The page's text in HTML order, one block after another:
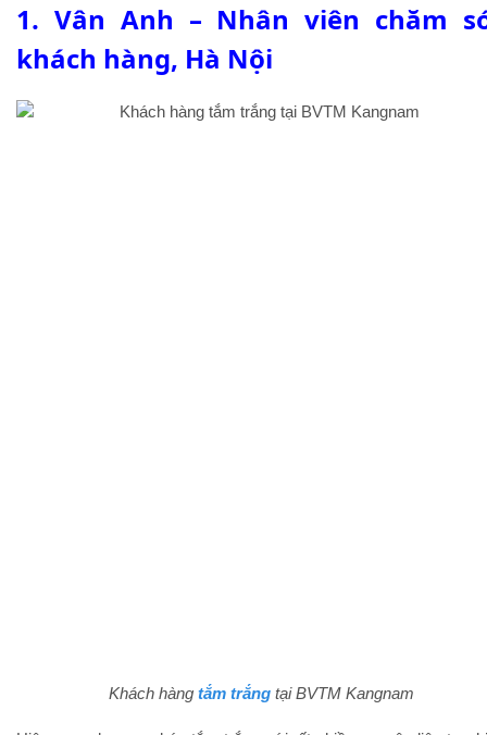
1. Vân Anh – Nhân viên chăm
khách hàng, Hà Nội
Khách hàng tắm trắngtại BVTM Kangnam